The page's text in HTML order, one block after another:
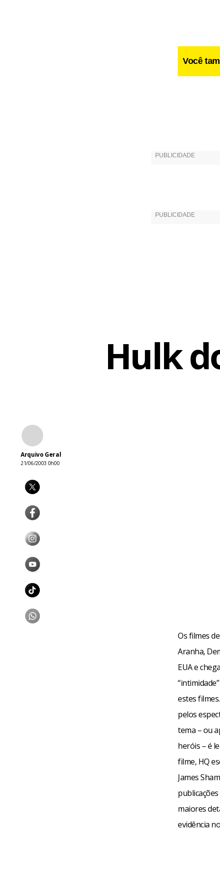
Você
Hulk
Arquivo Geral
21/06/2003 0h00
Os filmes
Aranha,
EUA e
estes
pelos
tema – ou
heróis – é
filme, HQ
James
maiores
evidência